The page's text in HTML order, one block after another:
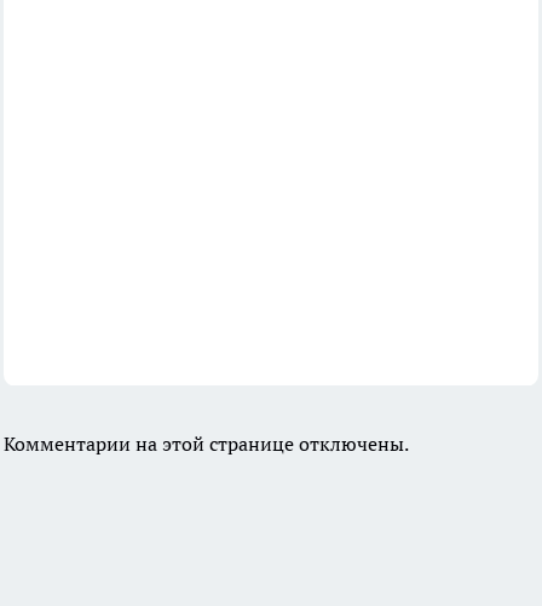
Комментарии на этой странице отключены.